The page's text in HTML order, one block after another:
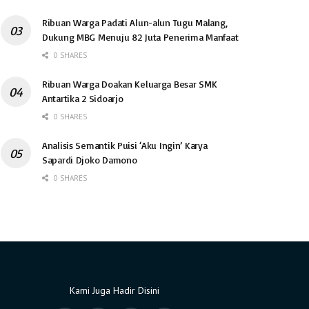
Ribuan Warga Padati Alun-alun Tugu Malang,
Dukung MBG Menuju 82 Juta Penerima Manfaat
0 SHARES
Ribuan Warga Doakan Keluarga Besar SMK
Antartika 2 Sidoarjo
0 SHARES
Analisis Semantik Puisi ‘Aku Ingin’ Karya
Sapardi Djoko Damono
0 SHARES
Kami Juga Hadir Disini